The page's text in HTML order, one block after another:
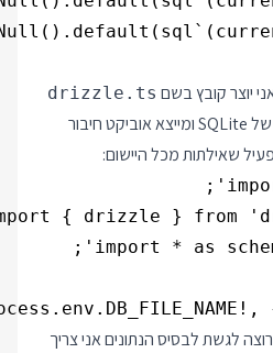
יוצר קובץ בשם drizzle.ts
שמחבר את הסכימה לדרייבר של SQLite ומייצא אוביקט חיבור
שאילתות מכל היישום:
לגשת לבסיס הנתונים אני צריך